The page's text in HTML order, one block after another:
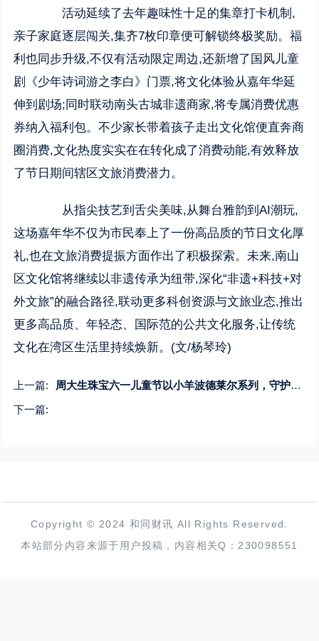
活动延续了去年趣味性十足的集章打卡机制,
亲子家庭逐层闯关,集齐7枚印章便可解锁终极奖励。福
利也同步升级,不仅有活动限定周边,还新增了国风儿童
剧《少年诗词游之李白》门票,将文化体验从嘉年华延
伸到剧场;同时联动南头古城非遗商家,将专属消费优惠
券纳入福利包。不少家长带着孩子走出文化馆便直奔商
圈消费,文化热度实实在在转化成了消费动能,有效释放
了节日期间辖区文旅消费潜力。
从指尖技艺到舌尖美味,从舞台雅韵到AI潮玩,
这场嘉年华不仅为市民奉上了一份高品质的节日文化厚
礼,也在文旅消费提振方面作出了积极探索。未来,南山
区文化馆将继续以非遗传承为纽带,深化“非遗+科技+对
外文旅”的融合路径,联动更多科创资源与文旅业态,推出
更多高品质、年轻态、国际范的公共文化服务,让传统
文化在湾区生活里持续焕新。(文/杨琴玲)
上一篇:
周大生珠宝六一儿童节以小羊波德莱尔系列，守护童心童趣
下一篇:
Copyright © 2024 和同财讯 All Rights Reserved.
本站部分内容来源于用户投稿，内容相关Q：230098551